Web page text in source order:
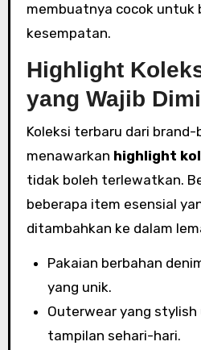
membuatnya cocok untuk
kesempatan.
Highlight
yang Wajib
Koleksi terbaru dari
menawarkan highlight
tidak boleh terlewatkan.
beberapa item esensial
ditambahkan ke dalam
Pakaian berbahan
yang unik.
Outerwear yang
tampilan sehari-hari.